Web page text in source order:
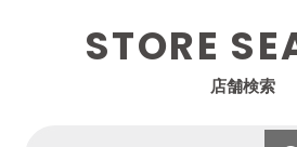
STORE
店舗検索